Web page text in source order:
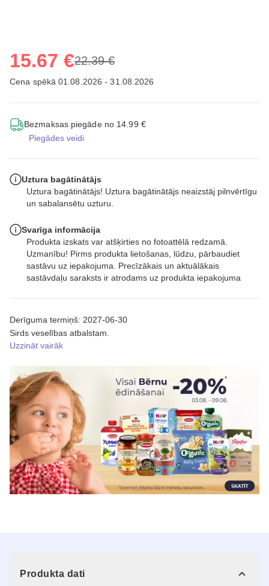
15.67 €22.39 €
Cena spēkā 01.08.2026 - 31.08.2026
Bezmaksas piegāde no 14.99 €
Piegādes veidi
Derīguma termiņš: 2027-06-30
Sirds veselības atbalstam.
Uzzināt vairāk
Uztura bagātinātājs
Uztura bagātinātājs! Uztura bagātinātājs neaizstāj pilnvērtīgu
un sabalansētu uzturu.
Svarīga informācija
Produkta izskats var atšķirties no fotoattēlā redzamā.
Uzmanību! Pirms produkta lietošanas, lūdzu, pārbaudiet
sastāvu uz iepakojuma. Precīzākais un aktuālākais
sastāvdaļu saraksts ir atrodams uz produkta iepakojuma
Produkta dati